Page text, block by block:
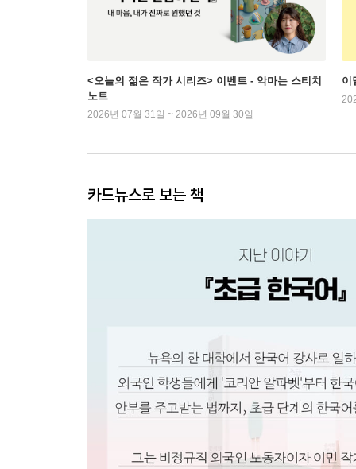
<오늘의 젊은 작가 시리즈> 이벤트 - 악마는 스티치
노트
2026년 07월 31일 ~ 2026년 09월 30일
이
카드뉴스로 보는 책